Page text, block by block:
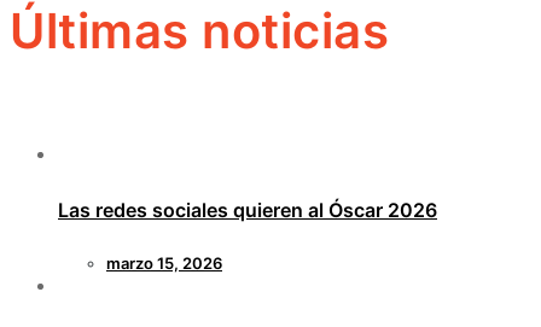
Últimas noticias
Las redes sociales quieren al Óscar 2026
marzo 15, 2026